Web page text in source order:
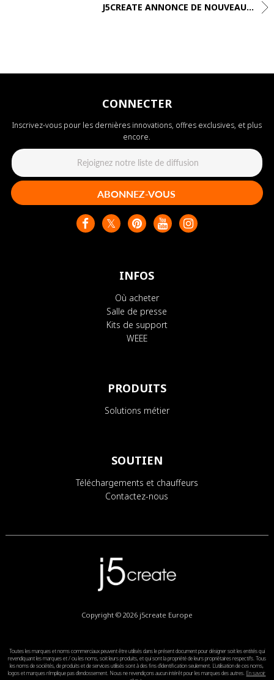
J5CREATE ANNONCE DE NOUVEAU...
INFOS
Où acheter
Salle de presse
Kits de support
WEEE
PRODUITS
Solutions métier
SOUTIEN
Téléchargements et chauffeurs
Contactez-nous
CONNECTER
Inscrivez-vous pour les dernières innovations, offres exclusives, et plus
encore.
ABONNEZ-VOUS
Copyright © 2026 j5create Europe
Toutes les marques et noms commerciaux peuvent être utilisés dans le présent document pour désigner soit les entités qui
revendiquant les marques et / ou les noms, soit leurs produits, et qui sont la propriété de leurs propriétaires respectifs. Tous
les noms de sociétés, de produits et de services utilisés sont à des fins d'identification seulement. L'utilisation de ces noms,
logos et marques n'implique pas d'endossement. Nous ne revendiçons aucun intérêt pour les marques des autres. En savoir